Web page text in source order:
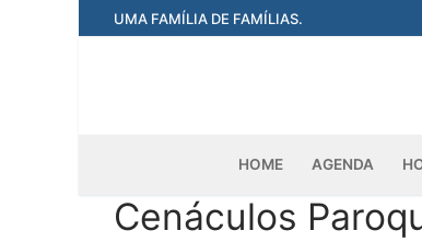
Pular
para
UMA FAMÍLIA DE FAMÍLIAS.
HOME AGENDA
Cenáculos